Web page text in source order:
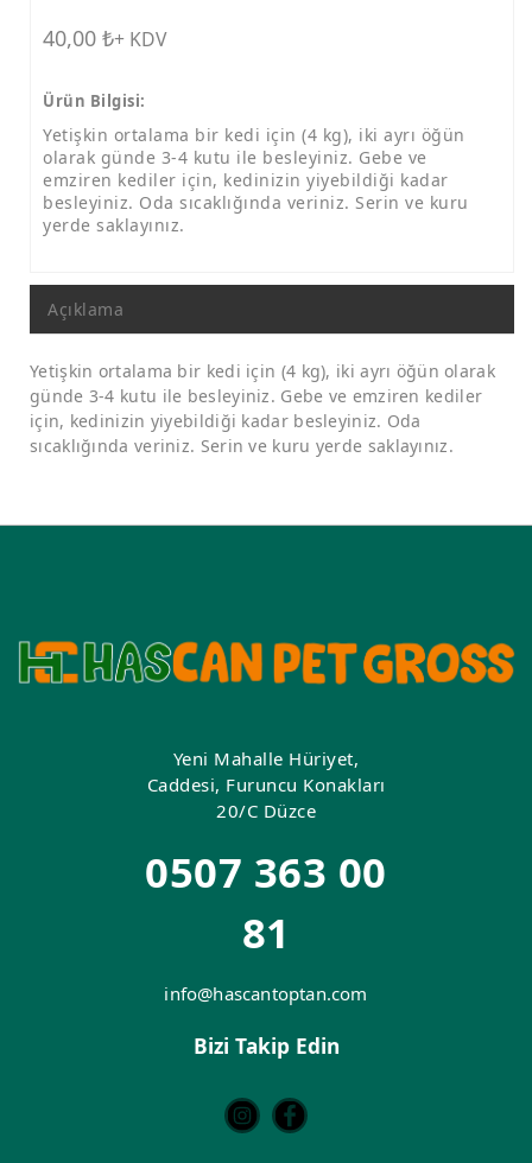
Diğer Ürünler
40,00 ₺+ KDV
Ürün Bilgisi:
Yetişkin ortalama bir kedi için (4 kg), iki ayrı öğün
olarak günde 3-4 kutu ile besleyiniz. Gebe ve
emziren kediler için, kedinizin yiyebildiği kadar
besleyiniz. Oda sıcaklığında veriniz. Serin ve kuru
yerde saklayınız.
Açıklama
Yetişkin ortalama bir kedi için (4 kg), iki ayrı öğün olarak
günde 3-4 kutu ile besleyiniz. Gebe ve emziren kediler
için, kedinizin yiyebildiği kadar besleyiniz. Oda
sıcaklığında veriniz. Serin ve kuru yerde saklayınız.
Yeni Mahalle Hüriyet,
Caddesi, Furuncu Konakları
20/C Düzce
0507 363 00
81
info@hascantoptan.com
Bizi Takip Edin